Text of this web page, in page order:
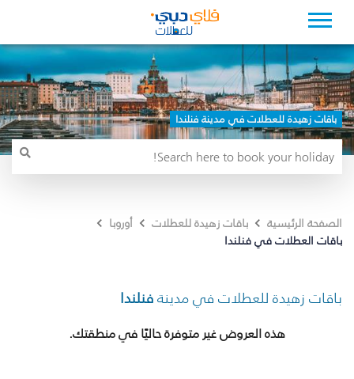
باقات زهيدة للعطلات في مدينة فنلندا
الصفحة الرئيسية باقات زهيدة للعطلات
أوروبا
باقات العطلات في فنلندا
باقات زهيدة للعطلات في مدينةفنلندا
هذه العروض غير متوفرة حاليًا في منطقتك.